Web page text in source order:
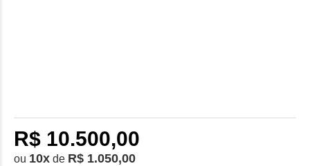
R$ 10.500,00
ou 10x de R$ 1.050,00